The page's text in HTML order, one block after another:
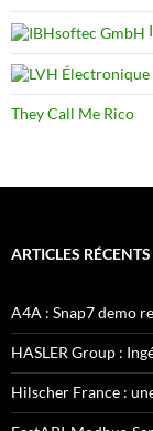
They Call Me Rico
ARTICLES RÉCENTS
A4A : Snap7 demo
HASLER Group :
Hilscher France :